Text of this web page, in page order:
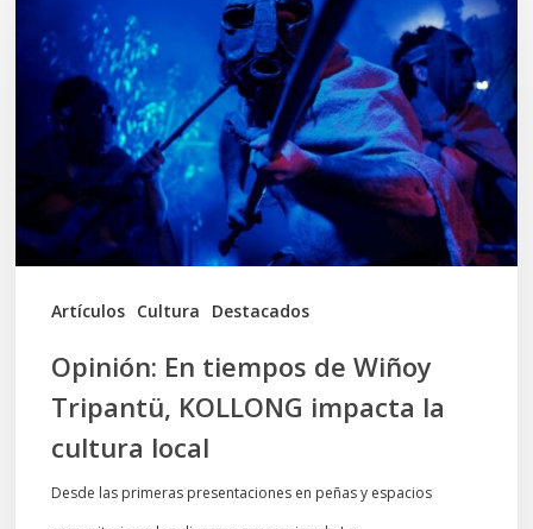
Artículos Cultura Destacados
tiempos
Wiñoy
Tripantü,
KOLLONG
impacta
la
cultura
Opinión: En tiempos de Wiñoy
Tripantü, KOLLONG impacta la
cultura local
Desde las primeras presentaciones en peñas y espacios